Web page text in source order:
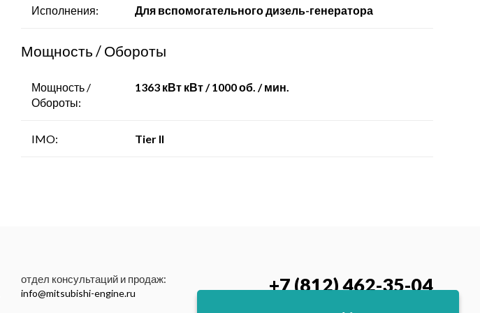
- Компрессорные станции
Исполнения: Для вспомогательного дизель-генератора
Мощность / Обороты
Мощность /
Обороты:
1363 кВт кВт / 1000 об. / мин.
IMO: Tier II
отдел консультаций и продаж:
info@mitsubishi-engine.ru +7 (812) 462-35-04